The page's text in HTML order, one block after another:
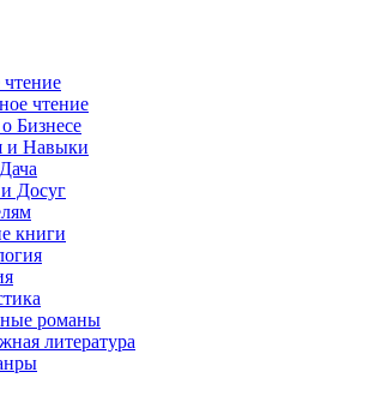
чтение
чтение
Бизнесе
и Навыки
Досуг
книги
романы
литература